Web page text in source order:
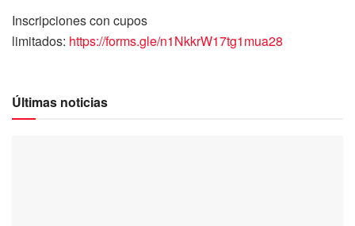
Inscripciones con cupos
limitados: https://forms.gle/n1NkkrW17tg1mua28
Últimas noticias